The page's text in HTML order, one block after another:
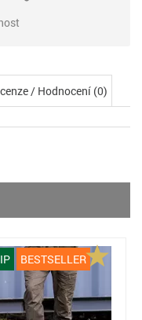
/ Hodnocení (0)
BESTSELLER